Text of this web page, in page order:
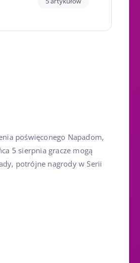
poświęconego Napadom,
5 sierpnia gracze mogą
potrójne nagrody w Serii